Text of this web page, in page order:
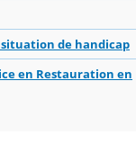
situation de handicap
en Restauration en